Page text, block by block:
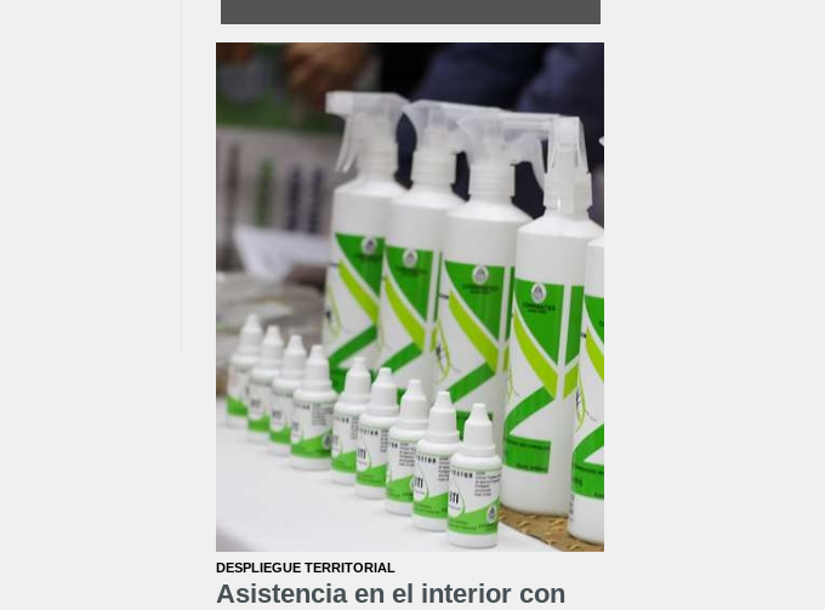
DESPLIEGUE TERRITORIAL
Asistencia en el interior con